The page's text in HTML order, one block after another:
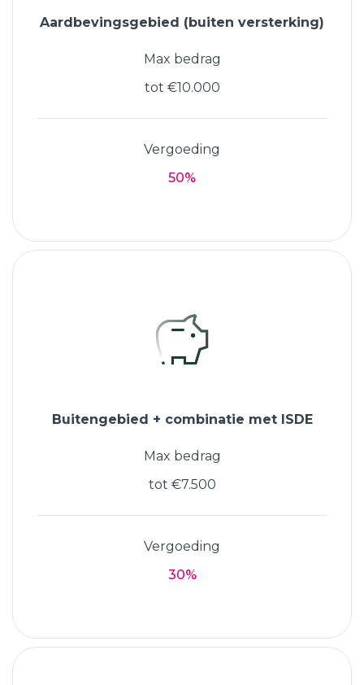
Aardbevingsgebied (buiten versterking)
Max bedrag
tot €10.000
Vergoeding
50%
Buitengebied + combinatie met ISDE
Max bedrag
tot €7.500
Vergoeding
30%